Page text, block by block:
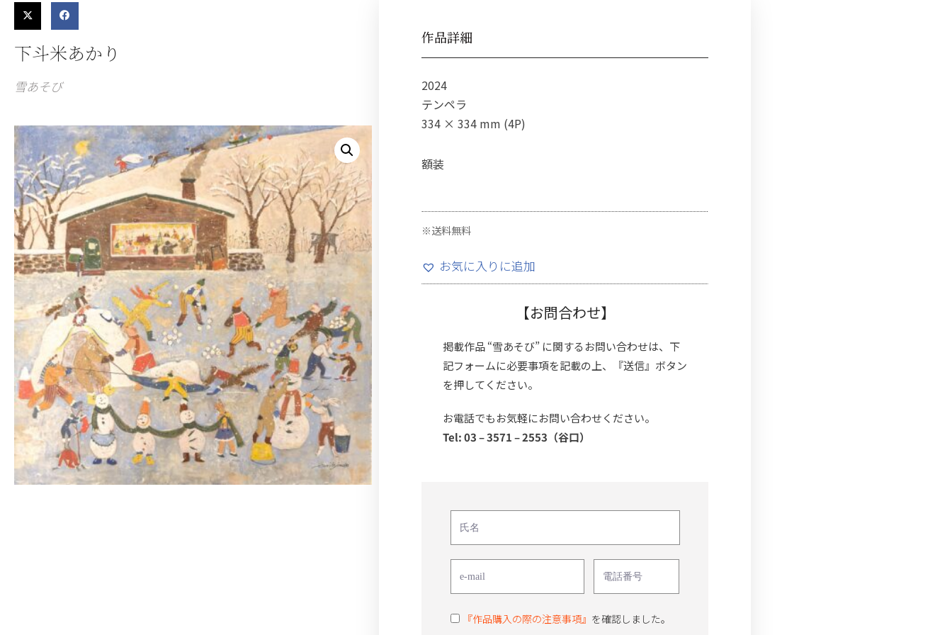
下斗米あかり
雪あそび
作品詳細
2024
テンペラ
334 × 334 mm (4P)
額装
※送料無料
お気に入りに追加
【お問合わせ】
掲載作品 “雪あそび” に関するお問い合わせは、下
記フォームに必要事項を記載の上、『送信』ボタン
を押してください。
お電話でもお気軽にお問い合わせください。
Tel: 03 – 3571 – 2553（谷口）
『作品購入の際の注意事項』 を確認しました。